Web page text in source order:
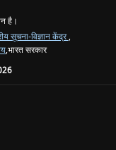
है।
सूचना-विज्ञान केंद्र,
,भारत सरकार